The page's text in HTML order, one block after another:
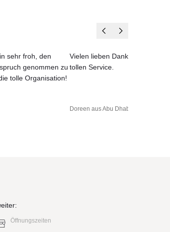
sehr froh, den
genommen zu
tolle Organisation!
Vielen lieben Dank für das
tollen Service.
Doreen aus Abu Dhabi
Öffnungszeiten